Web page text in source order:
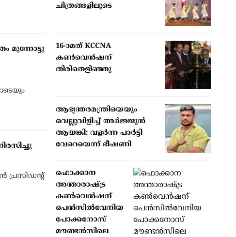
മുന്നോട്ടു
പ്രസിഡന്റ്
ചിത്രങ്ങളിലൂടെ
16-ാമത് KCCNA
കൺവെൻഷന്
തിരിതെളിഞ്ഞു
ആഭ്യന്തരമന്ത്രിയെയും
വെല്ലുവിളിച്ച് അര്‍ജ്ജുന്‍
ആയങ്കി: വളര്‍ന്ന പാര്‍ട്ടി
വേറെയെന്ന് ഭീഷണി
ഫൊക്കാന
അന്താരാഷ്ട്ര
കൺവെൻഷന്
പെൻസിൽവേനിയ
പോക്കനോസ്
മൗണ്ടൻസിലെ